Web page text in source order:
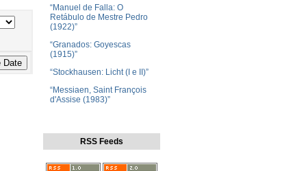
“Manuel de Falla: O
Retábulo de Mestre Pedro
(1922)”
“Granados: Goyescas
(1915)”
“Stockhausen: Licht (I e II)”
“Messiaen, Saint François
d'Assise (1983)”
RSS Feeds